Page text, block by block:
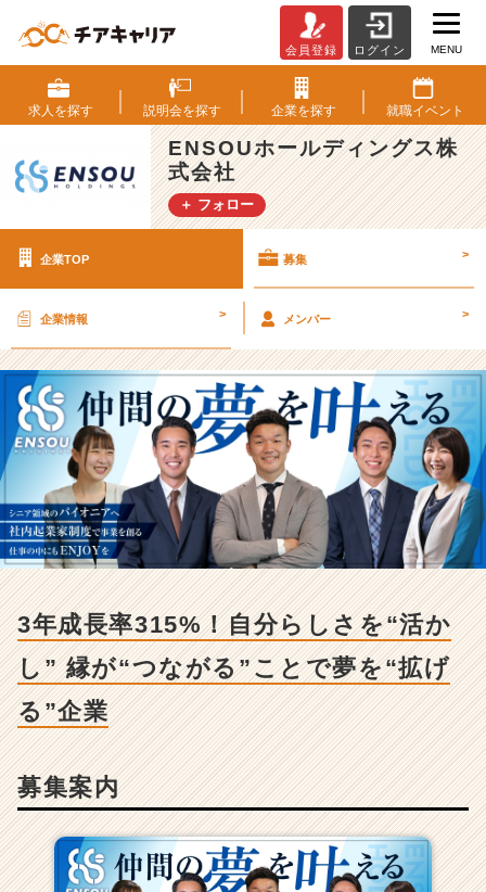
N
S
O
U
ホ
ー
ル
ン
株
式
会
社
の
採
用/
求
人
-
成
率
ら
し
さ
を“活
会員登録 ログイン MENU
求人を探す 説明会を探す 企業を探す 就職イベント
ENSOUホールディングス株
式会社
＋ フォロー
企業TOP 募集 >
企業情報 > メンバー >
3年成長率315%！自分らしさを“活か
し” 縁が“つながる”ことで夢を“拡げ
る”企業
募集案内